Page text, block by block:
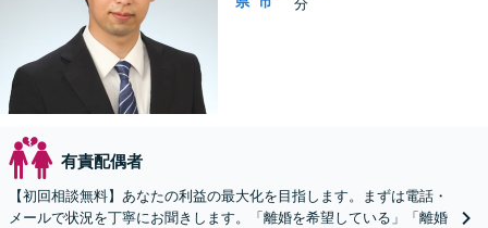
分
有責配偶者
【初回相談無料】あなたの利益の最大化を目指します。まずは電話・
メールで状況を丁寧にお聞きします。「離婚を希望している」「離婚